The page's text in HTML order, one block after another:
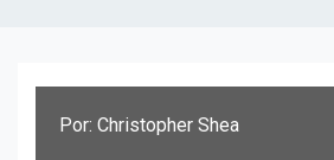
Por: Christopher Shea